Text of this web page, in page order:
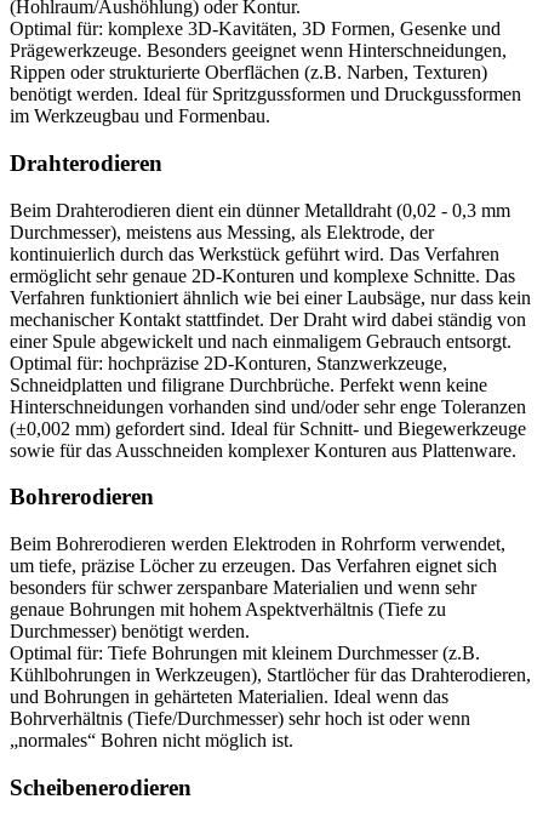
(Hohlraum/Aushöhlung) oder Kontur.
Optimal für: komplexe 3D-Kavitäten, 3D Formen, Gesenke und
Prägewerkzeuge. Besonders geeignet wenn Hinterschneidungen,
Rippen oder strukturierte Oberflächen (z.B. Narben, Texturen)
benötigt werden. Ideal für Spritzgussformen und Druckgussformen
im Werkzeugbau und Formenbau.
Drahterodieren
Beim Drahterodieren dient ein dünner Metalldraht (0,02 - 0,3 mm
Durchmesser), meistens aus Messing, als Elektrode, der
kontinuierlich durch das Werkstück geführt wird. Das Verfahren
ermöglicht sehr genaue 2D-Konturen und komplexe Schnitte. Das
Verfahren funktioniert ähnlich wie bei einer Laubsäge, nur dass kein
mechanischer Kontakt stattfindet. Der Draht wird dabei ständig von
einer Spule abgewickelt und nach einmaligem Gebrauch entsorgt.
Optimal für: hochpräzise 2D-Konturen, Stanzwerkzeuge,
Schneidplatten und filigrane Durchbrüche. Perfekt wenn keine
Hinterschneidungen vorhanden sind und/oder sehr enge Toleranzen
(±0,002 mm) gefordert sind. Ideal für Schnitt- und Biegewerkzeuge
sowie für das Ausschneiden komplexer Konturen aus Plattenware.
Bohrerodieren
Beim Bohrerodieren werden Elektroden in Rohrform verwendet,
um tiefe, präzise Löcher zu erzeugen. Das Verfahren eignet sich
besonders für schwer zerspanbare Materialien und wenn sehr
genaue Bohrungen mit hohem Aspektverhältnis (Tiefe zu
Durchmesser) benötigt werden.
Optimal für: Tiefe Bohrungen mit kleinem Durchmesser (z.B.
Kühlbohrungen in Werkzeugen), Startlöcher für das Drahterodieren,
und Bohrungen in gehärteten Materialien. Ideal wenn das
Bohrverhältnis (Tiefe/Durchmesser) sehr hoch ist oder wenn
„normales“ Bohren nicht möglich ist.
Scheibenerodieren